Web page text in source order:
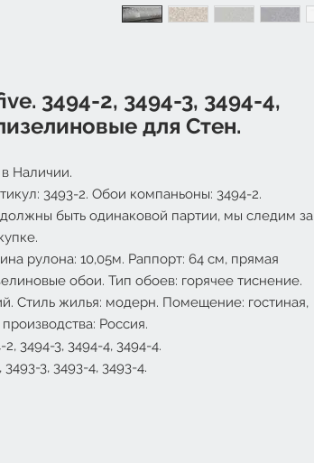
3494-2, 3494-3, 3494-4,
для Стен.
Наличии.
3493-2. Обои компаньоны: 3494-2.
быть одинаковой партии, мы следим за
рулона: 10,05м. Раппорт: 64 см, прямая
обои. Тип обоев: горячее тиснение.
Стиль жилья: модерн. Помещение: гостиная,
Россия.
3494-3, 3494-4, 3494-4.
3, 3493-4, 3493-4.